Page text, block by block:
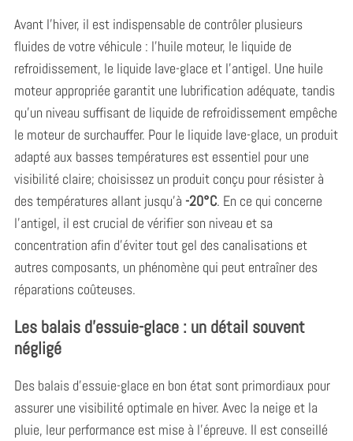
Avant l’hiver, il est indispensable de contrôler plusieurs
fluides de votre véhicule : l’huile moteur, le liquide de
refroidissement, le liquide lave-glace et l’antigel. Une huile
moteur appropriée garantit une lubrification adéquate, tandis
qu’un niveau suffisant de liquide de refroidissement empêche
le moteur de surchauffer. Pour le liquide lave-glace, un produit
adapté aux basses températures est essentiel pour une
visibilité claire; choisissez un produit conçu pour résister à
des températures allant jusqu’à -20°C. En ce qui concerne
l’antigel, il est crucial de vérifier son niveau et sa
concentration afin d’éviter tout gel des canalisations et
autres composants, un phénomène qui peut entraîner des
réparations coûteuses.
Les balais d’essuie-glace : un détail souvent
négligé
Des balais d’essuie-glace en bon état sont primordiaux pour
assurer une visibilité optimale en hiver. Avec la neige et la
pluie, leur performance est mise à l’épreuve. Il est conseillé